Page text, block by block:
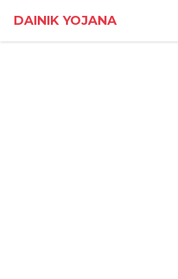
content
DAINIK YOJANA